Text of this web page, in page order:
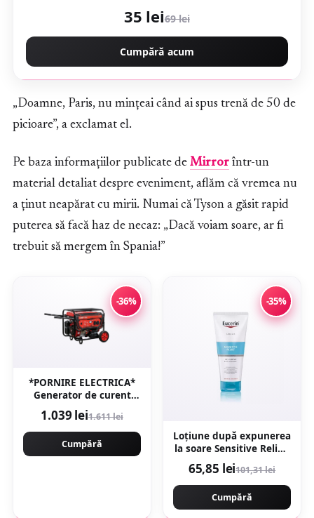
35 lei69 lei
Cumpără acum
„Doamne, Paris, nu mințeai când ai spus trenă de 50 de
picioare”, a exclamat el.
Pe baza informațiilor publicate de Mirror într-un
material detaliat despre eveniment, aflăm că vremea nu
a ținut neapărat cu mirii. Numai că Tyson a găsit rapid
puterea să facă haz de necaz: „Dacă voiam soare, ar fi
trebuit să mergem în Spania!”
-36%
*PORNIRE ELECTRICA*
Generator de curent
3000w, rezervor 16l, roti
de transport, Regulator
Tensiune (AVR), pe
benzina 4 timpi
Campion PROFESSIONAL
1.039 lei1.611 lei
Cumpără
-35%
Loțiune după expunerea
la soare Sensitive Relief,
200 ml, Eucerin
65,85 lei101,31 lei
Cumpără